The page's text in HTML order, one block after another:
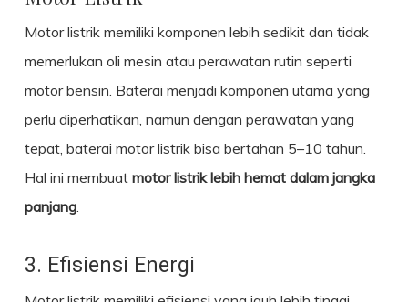
Motor listrik memiliki komponen lebih sedikit dan tidak
memerlukan oli mesin atau perawatan rutin seperti
motor bensin. Baterai menjadi komponen utama yang
perlu diperhatikan, namun dengan perawatan yang
tepat, baterai motor listrik bisa bertahan 5–10 tahun.
Hal ini membuat motor listrik lebih hemat dalam jangka
panjang.
3. Efisiensi Energi